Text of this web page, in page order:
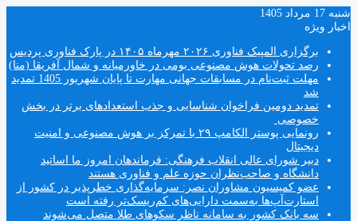
شنبه 17 مرداد 1405
اخبار ویژه
برگزاری المپیک فناوری ۲۰۲۶ مهرماه ۱۴۰۵ در پارک فناوری پردیس
رصد تحولات هوش مصنوعی بومی در خاورمیانه و شمال آفریقا (منا)
مهلت ثبت‌نام در مسابقات جهانی مهارت تا پایان شهریور 1405 تمدید
شد
تمدید دومین فراخوان شناسایی و جذب استعدادهای برتر در بخش
خصوصی
رونمایی پوستر الکامپ ۲۹ با تمرکز بر هوش مصنوعی و امنیت
دیجیتال
دبیر شورای عالی انقلاب فرهنگی: فرماندهان امروز ما اساتید
دانشگاه و صاحب‌نظران حوزه علم و فناوری هستند
عضو کمیسیون مشاوران نصر: سرمایه‌گذاری خطرپذیر در کشور از
استارت‌آپ‌ها به‌سمت دارایی‌های کم‌ریسک‌تر رفته است
سه بانک کشور به سامانه ناظر سکوهای طلا متصل می‌شوند